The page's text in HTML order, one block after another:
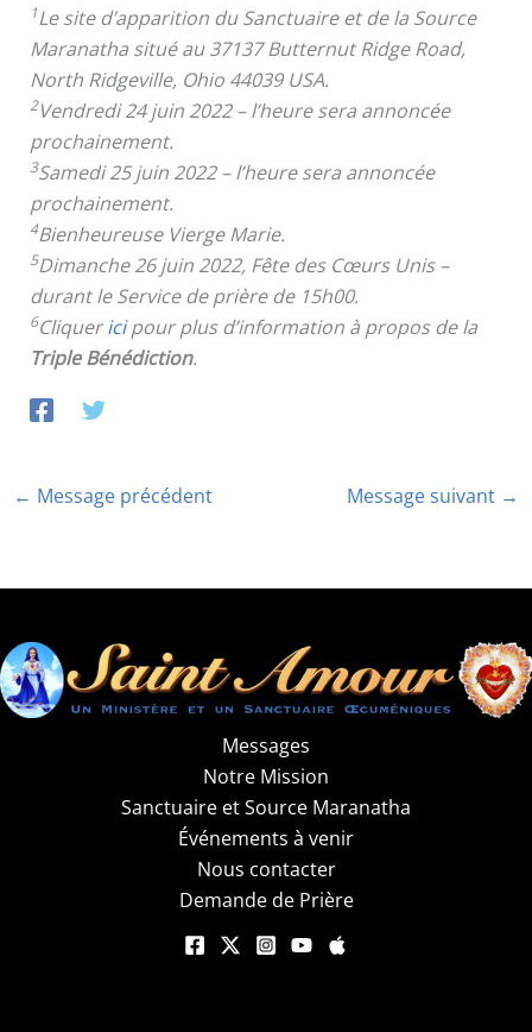
1Le site d’apparition du Sanctuaire et de la Source
Maranatha situé au 37137 Butternut Ridge Road,
North Ridgeville, Ohio 44039 USA.
2Vendredi 24 juin 2022 – l’heure sera annoncée
prochainement.
3Samedi 25 juin 2022 – l’heure sera annoncée
prochainement.
4Bienheureuse Vierge Marie.
5Dimanche 26 juin 2022, Fête des Cœurs Unis –
durant le Service de prière de 15h00.
6Cliquericipour plus d’information à propos de la
Triple Bénédiction.
← Message précédent Message suivant →
Messages
Notre Mission
Sanctuaire et Source Maranatha
Événements à venir
Nous contacter
Demande de Prière